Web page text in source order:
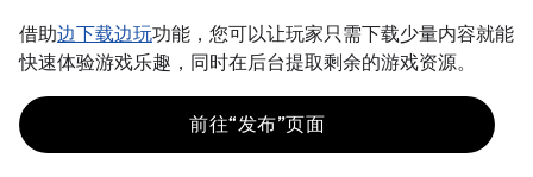
借助边下载边玩功能，您可以让玩家只需下载少量内容就能
快速体验游戏乐趣，同时在后台提取剩余的游戏资源。
前往“发布”页面